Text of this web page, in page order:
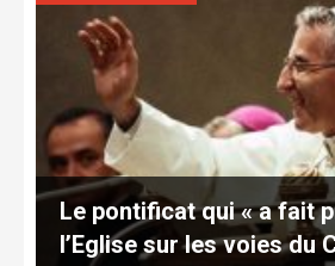
Le pontificat qui « a fait
l’Eglise sur les voies du